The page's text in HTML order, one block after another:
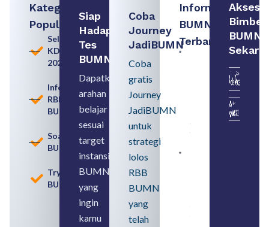
Kategori
Populer
Seleksi
KDKMP
2026
Informasi
RBB
BUMN
Soal
BUMN
Tryout
BUMN
Siap
Hadapi
Tes
BUMN
Dapatkan
arahan
belajar
sesuai
target
instansi
BUMN
yang
ingin
kamu
Coba
Journey
JadiBUMN
Coba
gratis
Journey
JadiBUMN
untuk
strategi
lolos
RBB
BUMN
yang
telah
Informasi
BUMN
Terbaru:
Pengertian,
Perbedaan,
serta Jenis
August 6,
2026
SMA
Syarat,
Akses
Bimbel
BUMN